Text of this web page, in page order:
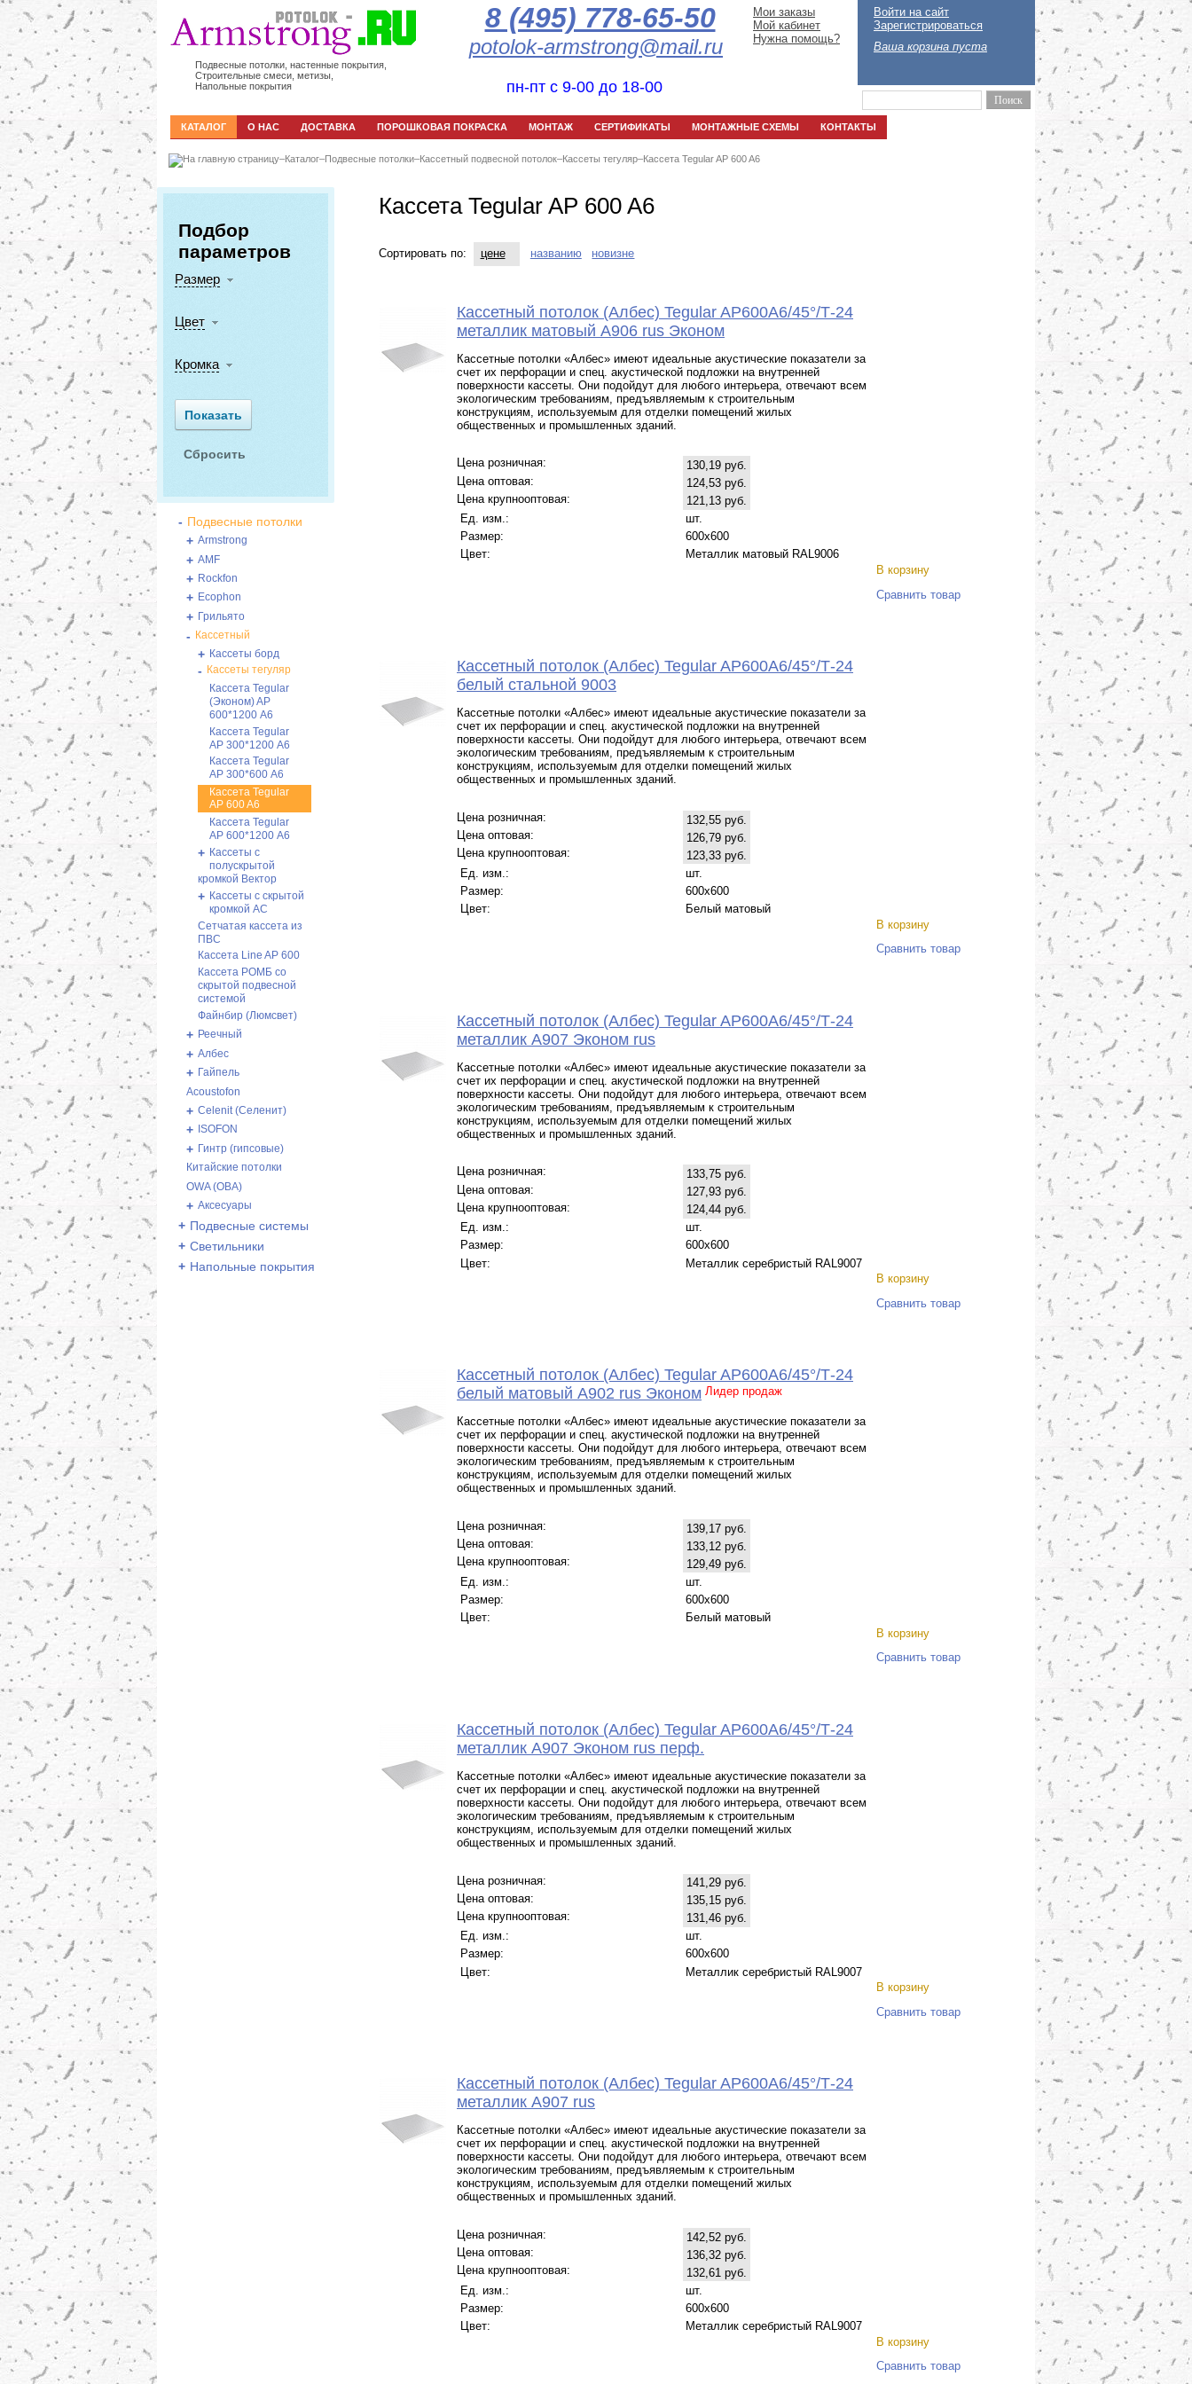
Подвесные потолки, настенные покрытия,
Строительные смеси, метизы,
Напольные покрытия
8 (495) 778-65-50
potolok-armstrong@mail.ru
пн-пт с 9-00 до 18-00
КАТАЛОГ О НАС ДОСТАВКА ПОРОШКОВАЯ ПОКРАСКА МОНТАЖ СЕРТИФИКАТЫ МОНТАЖНЫЕ СХЕМЫ КОНТАКТЫ
Мои заказы
Мой кабинет
Нужна помощь?
Войти на сайт
Зарегистрироваться
Ваша корзина пуста
–Каталог–Подвесные потолки–Кассетный подвесной потолок–Кассеты тегуляр–Кассета Tegular AP 600 A6
Подбор
параметров
Размер
Цвет
Кромка
- Подвесные потолки
+ Armstrong
+ AMF
+ Rockfon
+ Ecophon
+ Грильято
- Кассетный
+ Кассеты борд
- Кассеты тегуляр
Кассета Tegular
(Эконом) AP
600*1200 А6
Кассета Tegular
AP 300*1200 А6
Кассета Tegular
AP 300*600 А6
Кассета Tegular
AP 600 A6
Кассета Tegular
AP 600*1200 А6
+ Кассеты с
полускрытой
кромкой Вектор
+ Кассеты с скрытой
кромкой AC
Сетчатая кассета из
ПВС
Кассета Line AP 600
Кассета РОМБ со
скрытой подвесной
системой
Файнбир (Люмсвет)
+ Реечный
+ Албес
+ Гайпель
Acoustofon
+ Celenit (Селенит)
+ ISOFON
+ Гинтр (гипсовые)
Китайские потолки
OWA (ОВА)
+ Аксесуары
+ Подвесные системы
+ Светильники
+ Напольные покрытия
Кассета Tegular AP 600 A6
Сортировать по: цене названию новизне
Кассетный потолок (Албес) Tegular AP600A6/45°/Т-24
металлик матовый А906 rus Эконом
Кассетные потолки «Албес» имеют идеальные акустические показатели за
счет их перфорации и спец. акустической подложки на внутренней
поверхности кассеты. Они подойдут для любого интерьера, отвечают всем
экологическим требованиям, предъявляемым к строительным
конструкциям, используемым для отделки помещений жилых
общественных и промышленных зданий.
Цена розничная:
130,19 руб.
Цена оптовая:
124,53 руб.
Цена крупнооптовая:
121,13 руб.
Ед. изм.:
шт.
Размер:
600x600
Цвет:
Металлик матовый RAL9006
В корзину
Сравнить товар
Кассетный потолок (Албес) Tegular AP600A6/45°/Т-24
белый стальной 9003
Кассетные потолки «Албес» имеют идеальные акустические показатели за
счет их перфорации и спец. акустической подложки на внутренней
поверхности кассеты. Они подойдут для любого интерьера, отвечают всем
экологическим требованиям, предъявляемым к строительным
конструкциям, используемым для отделки помещений жилых
общественных и промышленных зданий.
Цена розничная:
132,55 руб.
Цена оптовая:
126,79 руб.
Цена крупнооптовая:
123,33 руб.
Ед. изм.:
шт.
Размер:
600x600
Цвет:
Белый матовый
В корзину
Сравнить товар
Кассетный потолок (Албес) Tegular AP600A6/45°/Т-24
металлик А907 Эконом rus
Кассетные потолки «Албес» имеют идеальные акустические показатели за
счет их перфорации и спец. акустической подложки на внутренней
поверхности кассеты. Они подойдут для любого интерьера, отвечают всем
экологическим требованиям, предъявляемым к строительным
конструкциям, используемым для отделки помещений жилых
общественных и промышленных зданий.
Цена розничная:
133,75 руб.
Цена оптовая:
127,93 руб.
Цена крупнооптовая:
124,44 руб.
Ед. изм.:
шт.
Размер:
600x600
Цвет:
Металлик серебристый RAL9007
В корзину
Сравнить товар
Кассетный потолок (Албес) Tegular AP600A6/45°/Т-24
белый матовый А902 rus Эконом Лидер продаж
Кассетные потолки «Албес» имеют идеальные акустические показатели за
счет их перфорации и спец. акустической подложки на внутренней
поверхности кассеты. Они подойдут для любого интерьера, отвечают всем
экологическим требованиям, предъявляемым к строительным
конструкциям, используемым для отделки помещений жилых
общественных и промышленных зданий.
Цена розничная:
139,17 руб.
Цена оптовая:
133,12 руб.
Цена крупнооптовая:
129,49 руб.
Ед. изм.:
шт.
Размер:
600x600
Цвет:
Белый матовый
В корзину
Сравнить товар
Кассетный потолок (Албес) Tegular AP600A6/45°/Т-24
металлик А907 Эконом rus перф.
Кассетные потолки «Албес» имеют идеальные акустические показатели за
счет их перфорации и спец. акустической подложки на внутренней
поверхности кассеты. Они подойдут для любого интерьера, отвечают всем
экологическим требованиям, предъявляемым к строительным
конструкциям, используемым для отделки помещений жилых
общественных и промышленных зданий.
Цена розничная:
141,29 руб.
Цена оптовая:
135,15 руб.
Цена крупнооптовая:
131,46 руб.
Ед. изм.:
шт.
Размер:
600x600
Цвет:
Металлик серебристый RAL9007
В корзину
Сравнить товар
Кассетный потолок (Албес) Tegular AP600A6/45°/Т-24
металлик А907 rus
Кассетные потолки «Албес» имеют идеальные акустические показатели за
счет их перфорации и спец. акустической подложки на внутренней
поверхности кассеты. Они подойдут для любого интерьера, отвечают всем
экологическим требованиям, предъявляемым к строительным
конструкциям, используемым для отделки помещений жилых
общественных и промышленных зданий.
Цена розничная:
142,52 руб.
Цена оптовая:
136,32 руб.
Цена крупнооптовая:
132,61 руб.
Ед. изм.:
шт.
Размер:
600x600
Цвет:
Металлик серебристый RAL9007
В корзину
Сравнить товар